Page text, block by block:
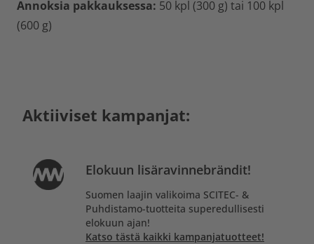
Annoksia pakkauksessa: 50 kpl (300 g) tai 100 kpl
(600 g)
Aktiiviset kampanjat:
Elokuun lisäravinnebrändit!
Suomen laajin valikoima SCITEC- &
Puhdistamo-tuotteita superedullisesti
elokuun ajan!
Katso tästä kaikki kampanjatuotteet!